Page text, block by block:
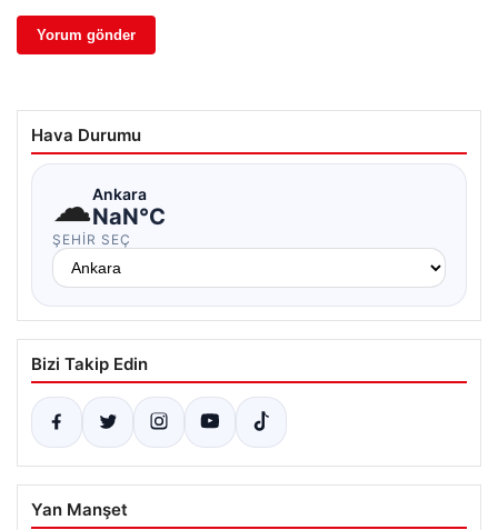
Hava Durumu
☁Ankara
NaN°C
ŞEHIR SEÇ
Bizi Takip Edin
Yan Manşet